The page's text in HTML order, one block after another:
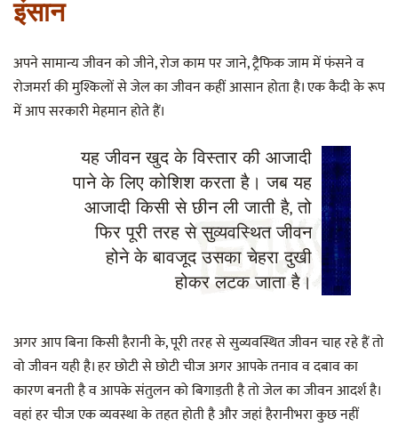
इंसान
अपने सामान्य जीवन को जीने, रोज काम पर जाने, ट्रैफिक जाम में फंसने व
रोजमर्रा की मुश्किलों से जेल का जीवन कहीं आसान होता है। एक कैदी के रूप
में आप सरकारी मेहमान होते हैं।
यह जीवन खुद के विस्तार की आजादी
पाने के लिए कोशिश करता है। जब यह
आजादी किसी से छीन ली जाती है, तो
फिर पूरी तरह से सुव्यवस्थित जीवन
होने के बावजूद उसका चेहरा दुखी
होकर लटक जाता है।
अगर आप बिना किसी हैरानी के, पूरी तरह से सुव्यवस्थित जीवन चाह रहे हैं तो
वो जीवन यही है। हर छोटी से छोटी चीज अगर आपके तनाव व दबाव का
कारण बनती है व आपके संतुलन को बिगाड़ती है तो जेल का जीवन आदर्श है।
वहां हर चीज एक व्यवस्था के तहत होती है और जहां हैरानीभरा कुछ नहीं